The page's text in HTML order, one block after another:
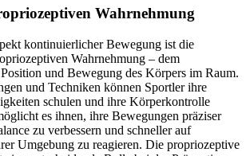
Wahrnehmung
kontinuierlicher Bewegung ist die
Wahrnehmung – dem
und Bewegung des Körpers im Raum.
und Techniken können Sportler ihre
schulen und ihre Körperkontrolle
es ihnen, ihre Bewegungen präziser
zu verbessern und schneller auf
Umgebung zu reagieren. Die propriozeptive